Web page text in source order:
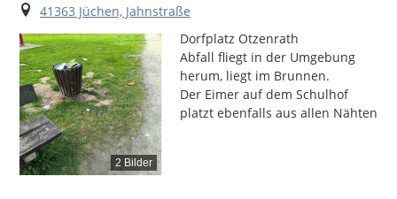
Ort
41363 Jüchen, Jahnstraße
2 Bilder
Dorfplatz Otzenrath
Abfall fliegt in der Umgebung
herum, liegt im Brunnen.
Der Eimer auf dem Schulhof
platzt ebenfalls aus allen Nähten